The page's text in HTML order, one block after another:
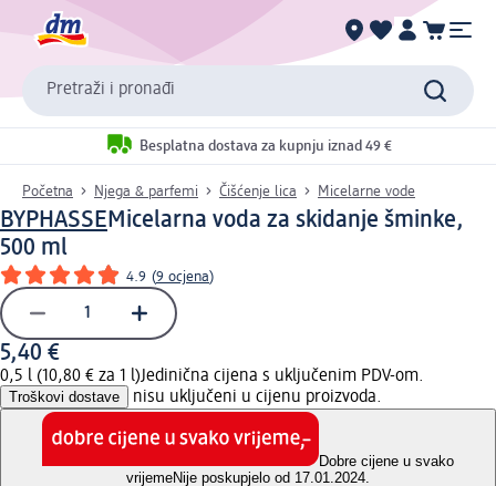
Pretraži i pronađi
Besplatna dostava za kupnju iznad 49 €
Početna Njega & parfemi Čišćenje lica Micelarne vode
BYPHASSEMicelarna voda za skidanje šminke,
500 ml
4.9 (9 ocjena)
5,40 €
0,5 l (10,80 € za 1 l)Jedinična cijena s uključenim PDV-om.
Troškovi dostave nisu uključeni u cijenu proizvoda.
Dobre cijene u svako
vrijemeNije poskupjelo od 17.01.2024.